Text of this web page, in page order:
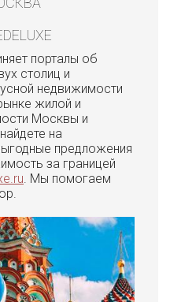
порталы об
столиц и
недвижимости
жилой и
Москвы и
на
предложения
за границей
. Мы помогаем